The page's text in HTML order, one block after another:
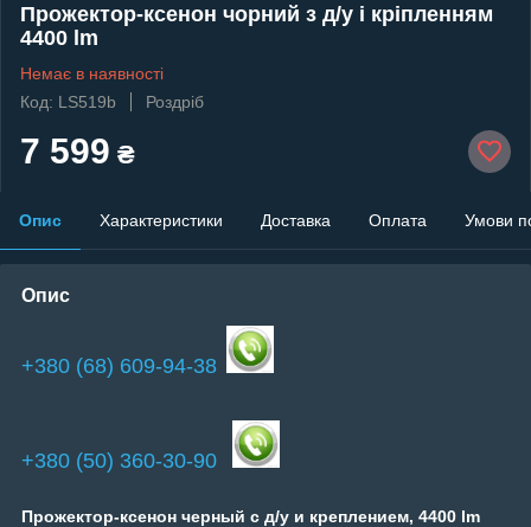
Прожектор-ксенон чорний з д/у і кріпленням
4400 lm
Немає в наявності
Код: LS519b
Роздріб
7 599 ₴
Опис Характеристики Доставка Оплата Умови
Опис
+380 (68) 609-94-38
+380 (50) 360-30-90
Прожектор-ксенон черный с д/у и креплением, 4400 lm